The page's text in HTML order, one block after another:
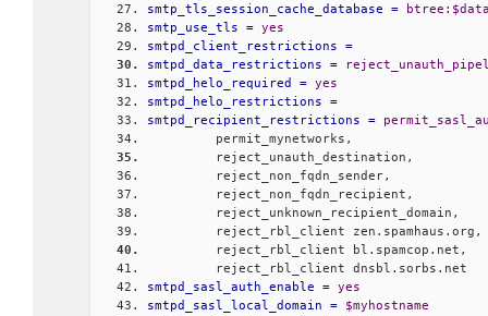
smtp_tls_session_cache_database
=
smtp_use_tls
= yes
smtpd_client_restrictions
=
smtpd_data_restrictions
=
smtpd_helo_required
= yes
smtpd_helo_restrictions
=
smtpd_recipient_restrictions
=
permit_mynetworks,
reject_unauth_destination,
reject_non_fqdn_sender,
reject_non_fqdn_recipient,
reject_unknown_recipient_domain,
reject_rbl_client zen.spamhaus.org,
reject_rbl_client bl.spamcop.net,
reject_rbl_client dnsbl.sorbs.net
smtpd_sasl_auth_enable
= yes
smtpd_sasl_local_domain
= $myhostname